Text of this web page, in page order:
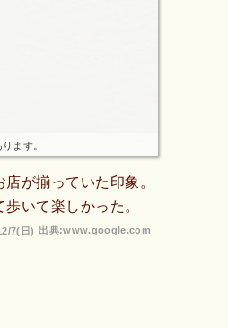
ます。
が揃っていた印象。
いて楽しかった。
出典:www.google.com
7(日)